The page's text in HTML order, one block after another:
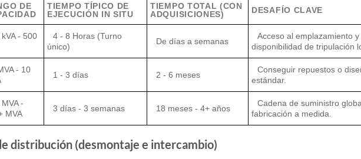
DE
TIEMPO TÍPICO DE
EJECUCIÓN IN SITU
TIEMPO TOTAL (CON
ADQUISICIONES)
DESAFÍO CLAVE
kVA - 500
4 - 8 Horas (Turno
único)
De días a semanas
Acceso al emplazamiento y
disponibilidad de tripulación
- 10
1 - 3 días 2 - 6 meses
Conseguir repuestos o
estándar.
-
MVA
3 días - 3 semanas 18 meses - 4+ años
Cadena de suministro
fabricación a medida.
distribución (desmontaje e intercambio)